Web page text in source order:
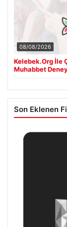
08/08/2026
Kelebek.Org İle
Muhabbet
Son Eklenen